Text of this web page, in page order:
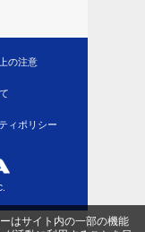
の注意
ィポリシー
はサイト内の一部の機能